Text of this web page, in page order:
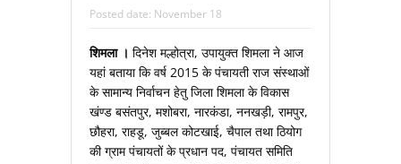
Posted date: November 18
शिमला । दिनेश मल्होत्रा, उपायुक्त शिमला ने आज
यहां बताया कि वर्ष 2015 के पंचायती राज संस्थाओं
के सामान्य निर्वाचन हेतु जिला शिमला के विकास
खंण्ड बसंतपुर, मशोबरा, नारकंडा, ननखड़ी, रामपुर,
छौहरा, राहडू, जुब्बल कोटखाई, चैपाल तथा ठियोग
की ग्राम पंचायतों के प्रधान पद, पंचायत समिति